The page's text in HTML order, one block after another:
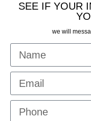
SEE IF YOUR
we will